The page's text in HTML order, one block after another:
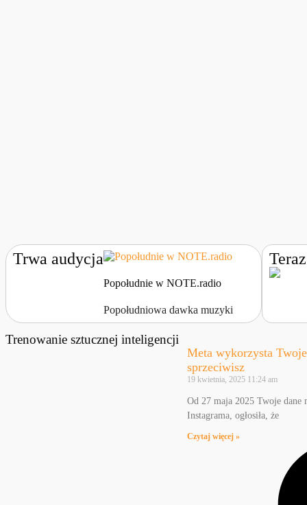
Trwa audycja
Popołudnie w NOTE.radio
Popołudniowa dawka muzyki
Trenowanie sztucznej inteligencji
Meta wykorzysta
sprzeciwisz
19 kwietnia, 2025 11:24 am
Od 27 maja 2025 Twoje dane
Instagrama, ogłosiła, że
Czytaj więcej »